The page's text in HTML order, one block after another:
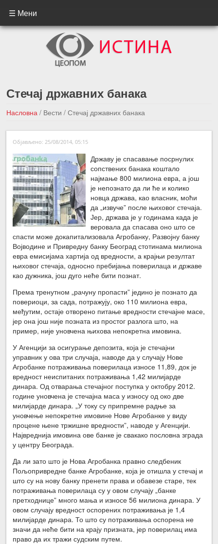
☰ Мени
Стечај државних банака
Насловна / Вести/ Стечај државних банака
←Претходна вест
Следећа вест →
Објављено: 25/08/2014, 05:15
Државу је спасавање посрнулих
сопствених банака коштало
најмање 800 милиона евра, а још
је непознато да ли ће и колико
новца држава, као власник, моћи
да „извуче” после њиховог стечаја.
Јер, држава је у годинама када је
веровала да спасава оно што се
спасти може докапитализовала Агробанку, Развојну банку
Војводине и Привредну банку Београд стотинама милиона
евра емисијама хартија од вредности, а крајњи резултат
њиховог стечаја, односно пребијања поверилаца и државе
као дужника, још дуго неће бити познат.
Према тренутном „рачуну пропасти” једино је познато да
повериоци, за сада, потражују, око 110 милиона евра,
међутим, остаје отворено питање вредности стечајне масе,
јер она још није позната из простог разлога што, на
пример, није уновчена њихова непокретна имовина.
У Агенцији за осигурање депозита, која је стечајни
управник у ова три случаја, наводе да у случају Нове
Агробанке потраживања поверилаца износе 11,89, док је
вредност неиспитаних потраживања 1,42 милијарде
динара. Од отварања стечајног поступка у октобру 2012.
године уновчена је стечајна маса у износу од око две
милијарде динара. „У току су припремне радње за
уновчење непокретне имовине Нове Агробанке у виду
процене њене тржишне вредности”, наводе у Агенцији.
Највреднија имовина ове банке је свакако пословна зграда
у центру Београда.
Да ли зато што је Нова Агробанка правно следбеник
Пољопривредне банке Агробанке, која је отишла у стечај и
што су на нову банку пренети права и обавезе старе, тек
потраживања поверилаца су у овом случају „банке
претходнице” много мања и износе 56 милиона динара. У
овом случају вредност оспорених потраживања је 1,4
милијарде динара. То што су потраживања оспорена не
значи да неће бити на крају призната, јер поверилац има
право да их тражи судским путем.